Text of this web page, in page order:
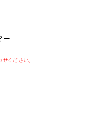
ー
ください。